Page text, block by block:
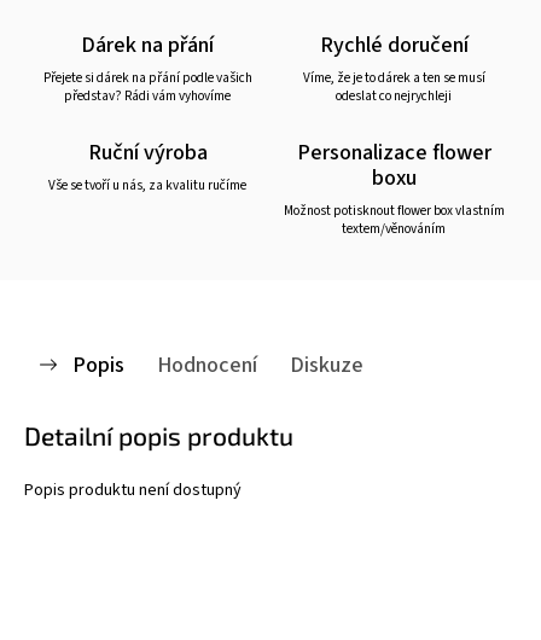
Dárek na přání
Přejete si dárek na přání podle vašich
představ? Rádi vám vyhovíme
Rychlé doručení
Víme, že je to dárek a ten se musí
odeslat co nejrychleji
Ruční výroba
Vše se tvoří u nás, za kvalitu ručíme
Personalizace flower
boxu
Možnost potisknout flower box vlastním
textem/věnováním
Popis Hodnocení Diskuze
Detailní popis produktu
Popis produktu není dostupný